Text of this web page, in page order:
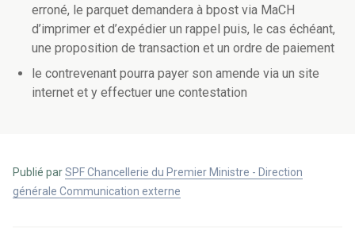
erroné, le parquet demandera à bpost via MaCH
d’imprimer et d’expédier un rappel puis, le cas échéant,
une proposition de transaction et un ordre de paiement
le contrevenant pourra payer son amende via un site
internet et y effectuer une contestation
Publié parSPF Chancellerie du Premier Ministre - Direction
générale Communication externe